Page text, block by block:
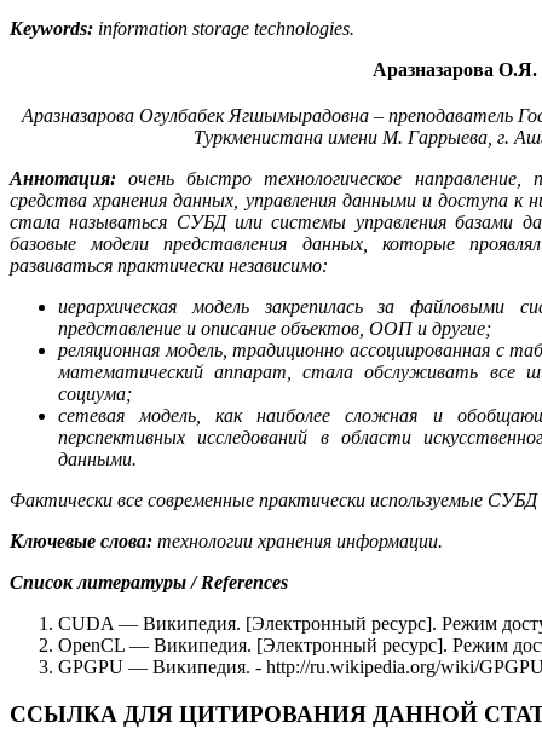
Keywords: information storage technologies.
Аразназарова О.Я.
Аразназарова Огулбабек Ягшымырадовна – преподаватель
Туркменистана имени М. Гаррыева, г.
Аннотация: очень быстро технологическое направление,
средства хранения данных, управления данными и доступа к
стала называться СУБД или системы управления базами
базовые модели представления данных, которые
развиваться практически независимо:
иерархическая модель закрепилась за файловыми
представление и описание объектов, ООП и другие;
реляционная модель, традиционно ассоциированная с
математический аппарат, стала обслуживать все
социума;
сетевая модель, как наиболее сложная и
перспективных исследований в области
данными.
Фактически все современные практически используемые
Ключевые слова: технологии хранения информации.
Список литературы /References
CUDA — Википедия. [Электронный ресурс]. Режим
OpenCL — Википедия. [Электронный ресурс]. Режим
GPGPU — Википедия. - http://ru.wikipedia.org/wiki/
ССЫЛКА ДЛЯ ЦИТИРОВАНИЯ ДАННОЙ